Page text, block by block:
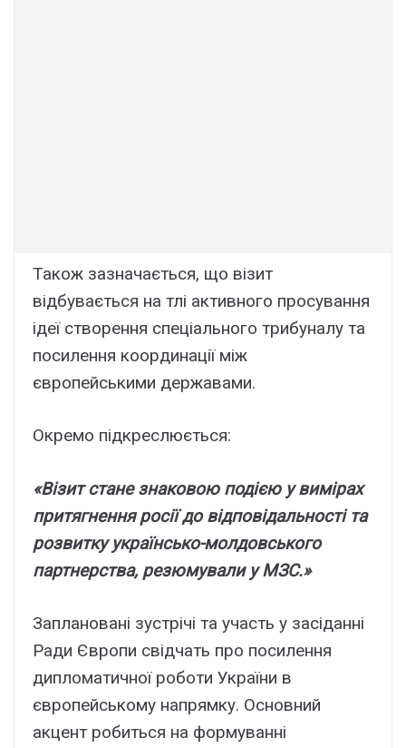
Також зазначається, що візит
відбувається на тлі активного просування
ідеї створення спеціального трибуналу та
посилення координації між
європейськими державами.
Окремо підкреслюється:
«Візит стане знаковою подією у вимірах
притягнення росії до відповідальності та
розвитку українсько-молдовського
партнерства, резюмували у МЗС.»
Заплановані зустрічі та участь у засіданні
Ради Європи свідчать про посилення
дипломатичної роботи України в
європейському напрямку. Основний
акцент робиться на формуванні